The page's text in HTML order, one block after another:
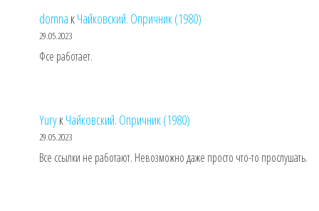
domna кЧайковский. Опричник (1980)
29.05.2023
Фсе работает.
YuryкЧайковский. Опричник (1980)
29.05.2023
Все ссылки не работают. Невозможно даже просто что-то прослушать.